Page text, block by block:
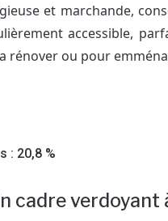
et marchande,
accessible,
rénover ou pour
: 20,8 %
cadre verdoyant